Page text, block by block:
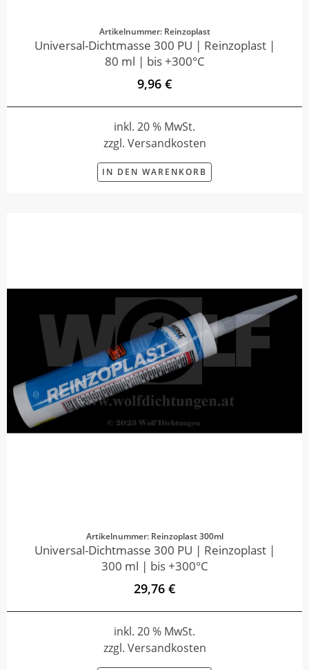
Artikelnummer: Reinzoplast
Universal-Dichtmasse 300 PU | Reinzoplast |
80 ml | bis +300°C
9,96 €
inkl. 20 % MwSt.
zzgl. Versandkosten
IN DEN WARENKORB
Artikelnummer: Reinzoplast 300ml
Universal-Dichtmasse 300 PU | Reinzoplast |
300 ml | bis +300°C
29,76 €
inkl. 20 % MwSt.
zzgl. Versandkosten